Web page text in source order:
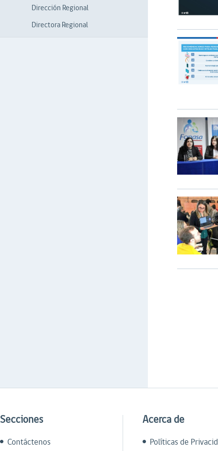
Dirección Regional
Directora Regional
Secciones
Contáctenos
Acerca de
Políticas de